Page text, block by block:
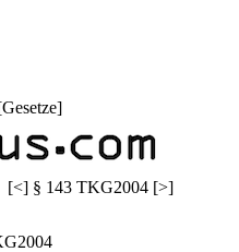
Gesetze]
[<] § 143 TKG2004 [>]